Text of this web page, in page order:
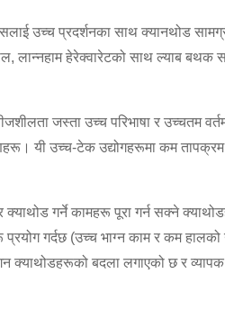
उच्च प्रदर्शनका साथ क्यानथोड
लान्नहाम हेरेक्वारेटको साथ ल्याब बथक
जस्ता उच्च परिभाषा र उच्चतम
यी उच्च-टेक उद्योगहरूमा कम
क्याथोड गर्ने कामहरू पूरा गर्न सक्ने
गर्दछ (उच्च भाग्न काम र कम हालको
बदला लगाएको छ र